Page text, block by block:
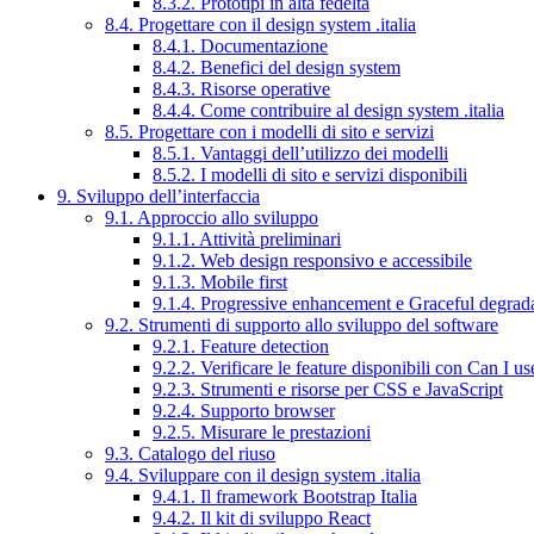
8.4. Progettare con il design system .italia
8.4.1. Documentazione
8.4.2. Benefici del design system
8.4.3. Risorse operative
8.4.4. Come contribuire al design system .italia
8.5. Progettare con i modelli di sito e servizi
8.5.1. Vantaggi dell’utilizzo dei modelli
8.5.2. I modelli di sito e servizi disponibili
9. Sviluppo dell’interfaccia
9.1. Approccio allo sviluppo
9.1.1. Attività preliminari
9.1.2. Web design responsivo e accessibile
9.1.3. Mobile first
9.1.4. Progressive enhancement e Graceful
9.2. Strumenti di supporto allo sviluppo del software
9.2.1. Feature detection
9.2.2. Verificare le feature disponibili con Can I
9.2.3. Strumenti e risorse per CSS e JavaScript
9.2.4. Supporto browser
9.2.5. Misurare le prestazioni
9.3. Catalogo del riuso
9.4. Sviluppare con il design system .italia
9.4.1. Il framework Bootstrap Italia
9.4.2. Il kit di sviluppo React